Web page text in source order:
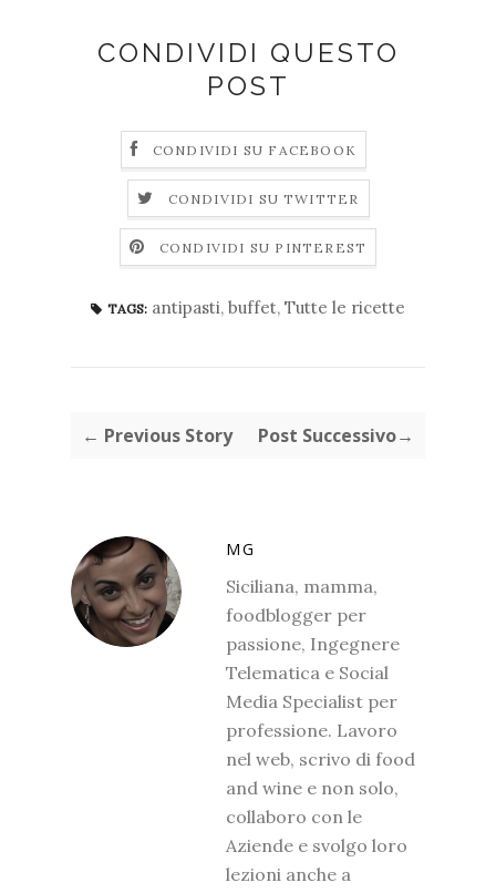
CONDIVIDI QUESTO
POST
CONDIVIDI SU FACEBOOK
CONDIVIDI SU TWITTER
CONDIVIDI SU PINTEREST
TAGS: antipasti, buffet, Tutte le ricette
← Previous Story Post Successivo→
MG
Siciliana, mamma,
foodblogger per
passione, Ingegnere
Telematica e Social
Media Specialist per
professione. Lavoro
nel web, scrivo di food
and wine e non solo,
collaboro con le
Aziende e svolgo loro
lezioni anche a